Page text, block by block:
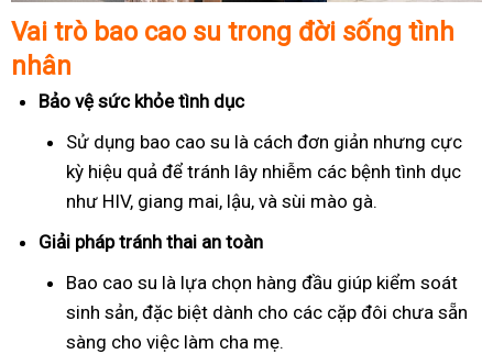
Vai trò bao cao su trong đời sống tình
nhân
Bảo vệ sức khỏe tình dục
Sử dụng bao cao su là cách đơn giản nhưng cực
kỳ hiệu quả để tránh lây nhiễm các bệnh tình dục
như HIV, giang mai, lậu, và sùi mào gà.
Giải pháp tránh thai an toàn
Bao cao su là lựa chọn hàng đầu giúp kiểm soát
sinh sản, đặc biệt dành cho các cặp đôi chưa sẵn
sàng cho việc làm cha mẹ.